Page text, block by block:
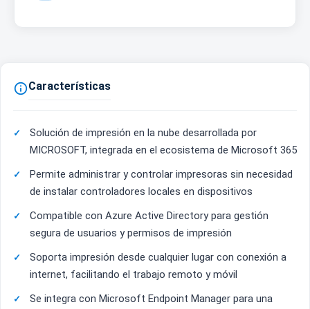
Características
Solución de impresión en la nube desarrollada por
MICROSOFT, integrada en el ecosistema de Microsoft 365
Permite administrar y controlar impresoras sin necesidad
de instalar controladores locales en dispositivos
Compatible con Azure Active Directory para gestión
segura de usuarios y permisos de impresión
Soporta impresión desde cualquier lugar con conexión a
internet, facilitando el trabajo remoto y móvil
Se integra con Microsoft Endpoint Manager para una